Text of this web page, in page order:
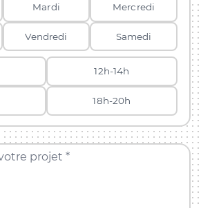
Mardi Mercredi
Vendredi Samedi
12h-14h
18h-20h
projet *